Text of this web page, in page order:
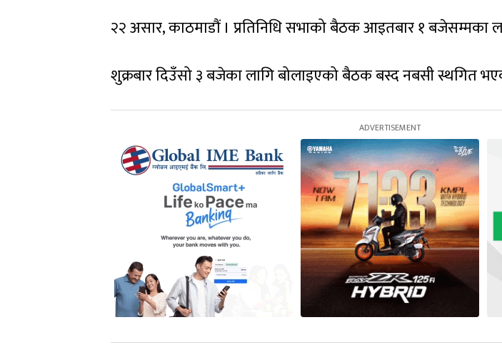
२२ असार, काठमाडौं । प्रतिनिधि सभाको बैठक आइतबार १ बजेसम्मका
शुक्रबार दिउँसो ३ बजेका लागि बोलाइएको बैठक बस्द नबसी स्थगित